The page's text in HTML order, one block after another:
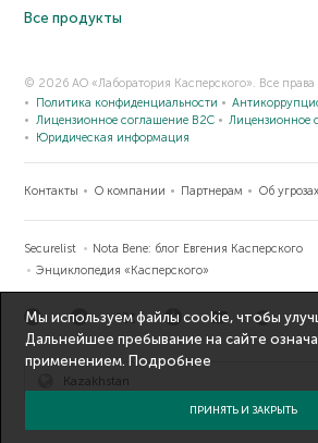
Все продукты
© 2026 АО «Лаборатория Касперского». Все
Политика конфиденциальности
Лицензионное соглашение B2C
Лицензионное
Юридическая информация
Контакты О компании Партнерам Об угрозах
Securelist
Nota Bene: блог Евгения Касперского
Энциклопедия «Касперского»
Kazakhstan
Мы используем файлы cookie, чтобы
Дальнейшее пребывание на сайте
применением. Подробнее
ПРИНЯТЬ И ЗАКРЫТЬ